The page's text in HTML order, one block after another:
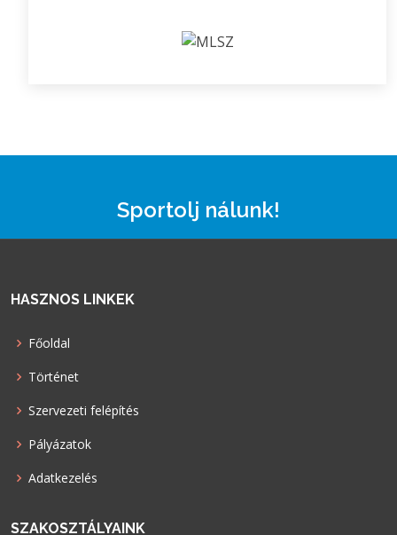
Sportolj nálunk!
HASZNOS LINKEK
Főoldal
Történet
Szervezeti felépítés
Pályázatok
Adatkezelés
SZAKOSZTÁLYAINK